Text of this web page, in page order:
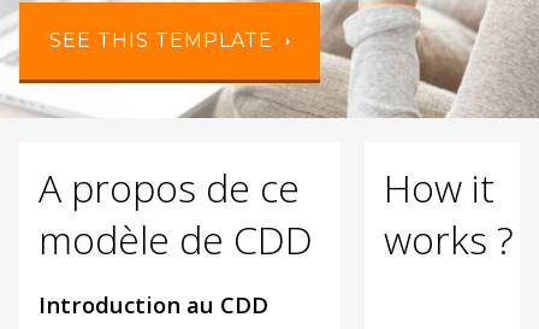
SEE THIS TEMPLATE
A propos de ce
modèle de CDD
Introduction au CDD
How it
works ?